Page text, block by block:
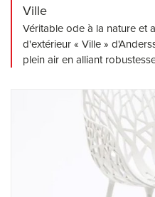
Ville
Véritable ode à la nature et
d'extérieur « Ville »
plein air en alliant